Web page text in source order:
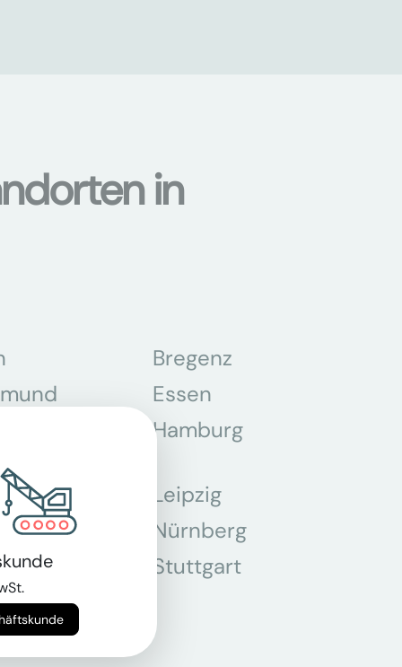
in
Bregenz
Essen
Hamburg
Leipzig
Nürnberg
Stuttgart